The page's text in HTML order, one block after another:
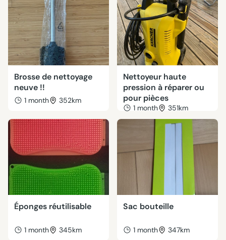
Brosse de nettoyage
neuve !!
1 month 352km
Nettoyeur haute
pression à réparer ou
pour pièces
1 month 351km
Éponges réutilisable
1 month 345km
Sac bouteille
1 month 347km